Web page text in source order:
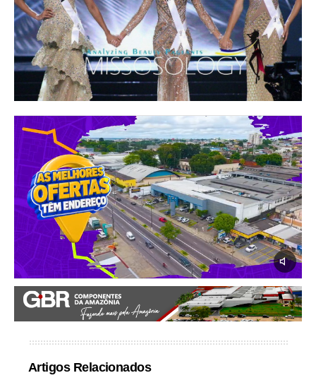
Artigos Relacionados